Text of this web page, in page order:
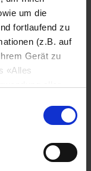
um die
fortlaufend zu
(z.B. auf
Gerät zu
«Alles
ändern, indem
am Seitenende
Partnern